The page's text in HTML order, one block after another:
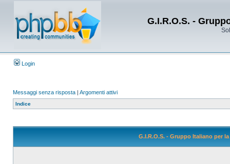
G.I.R.O.S. -
Login
Messaggi senza risposta | Argomenti attivi
Indice
G.I.R.O.S. - Gruppo Italiano per